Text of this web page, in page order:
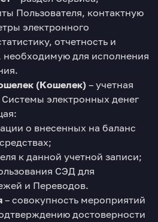
Пользователя, контактную
электронного
отчетность и
для исполнения
(Кошелек) – учетная
Системы электронных денег
о внесенных на баланс
к данной учетной записи;
СЭД для
и Переводов.
– совокупность мероприятий
достоверности